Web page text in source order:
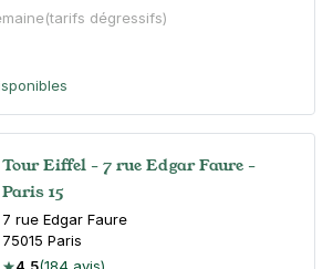
(tarifs dégressifs)
Tour Eiffel - 7 rue Edgar Faure -
Paris 15
7 rue Edgar Faure
75015 Paris